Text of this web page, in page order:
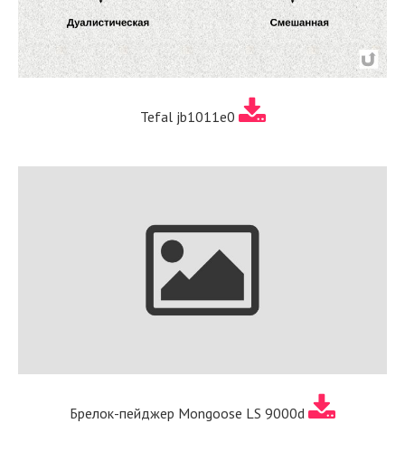
Tefal jb1011e0
Брелок-пейджер Mongoose LS 9000d